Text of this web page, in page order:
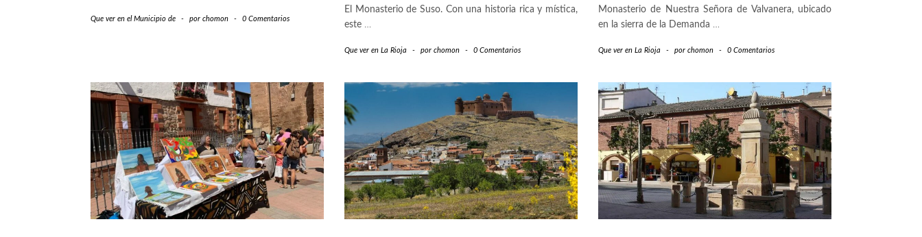
Que ver en el Municipio de - por chomon - 0 Comentarios
El Monasterio de Suso. Con una historia rica y mística,
este …
Que ver en La Rioja - por chomon - 0 Comentarios
Monasterio de Nuestra Señora de Valvanera, ubicado
en la sierra de la Demanda …
Que ver en La Rioja - por chomon - 0 Comentarios